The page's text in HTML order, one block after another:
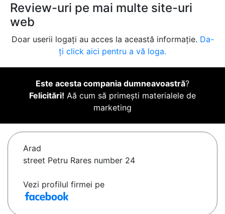
Review-uri pe mai multe site-uri
web
Doar userii logați au acces la această informație. Da-
ți click aici pentru a vă loga.
Este acesta compania dumneavoastră?
Felicitări! Aă cum să primești materialele de
marketing
Arad
street Petru Rares number 24
Vezi profilul firmei pe